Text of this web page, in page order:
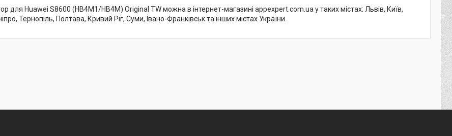
для Huawei S8600 (HB4M1/HB4M) Original TW можна в інтернет-магазині appexpert.com.ua у таких містах: Львів, Київ,
Тернопіль, Полтава, Кривий Ріг, Суми, Івано-Франківськ та інших містах України.